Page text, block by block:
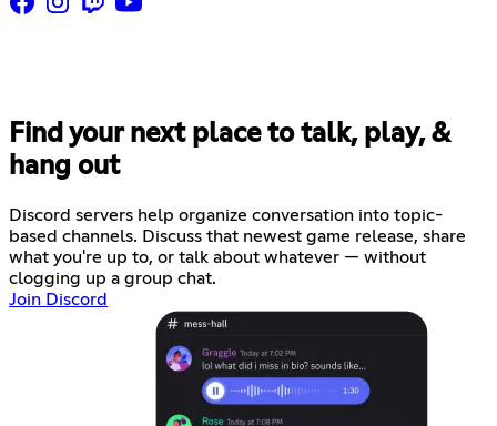
Find your next place to talk, play, &
hang out
Discord servers help organize conversation into topic-
based channels. Discuss that newest game release, share
what you're up to, or talk about whatever — without
clogging up a group chat.
Join Discord